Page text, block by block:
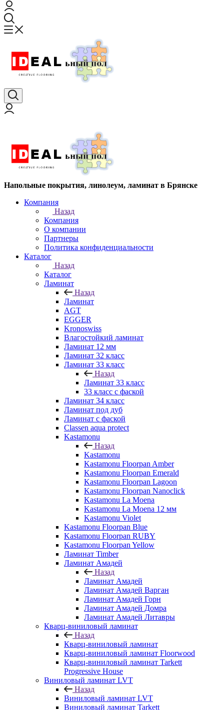
Напольные покрытия, линолеум, ламинат в Брянске
Компания
Назад
Компания
О компании
Партнеры
Политика конфиденциальности
Каталог
Назад
Каталог
Ламинат
Назад
Ламинат
AGT
EGGER
Kronoswiss
Влагостойкий ламинат
Ламинат 12 мм
Ламинат 32 класс
Ламинат 33 класс
Назад
Ламинат 33 класс
33 класс с фаской
Ламинат 34 класс
Ламинат под дуб
Ламинат с фаской
Classen aqua protect
Kastamonu
Назад
Kastamonu
Kastamonu Floorpan Amber
Kastamonu Floorpan Emerald
Kastamonu Floorpan Lagoon
Kastamonu Floorpan Nanoclick
Kastamonu La Moena
Kastamonu La Moena 12 мм
Kastamonu Violet
Kastamonu Floorpan Blue
Kastamonu Floorpan RUBY
Kastamonu Floorpan Yellow
Ламинат Timber
Ламинат Амадей
Назад
Ламинат Амадей
Ламинат Амадей Варган
Ламинат Амадей Горн
Ламинат Амадей Домра
Ламинат Амадей Литавры
Кварц-виниловый ламинат
Назад
Кварц-виниловый ламинат
Кварц-виниловый ламинат Floorwood
Кварц-виниловый ламинат Tarkett
Progressive House
Виниловый ламинат LVT
Назад
Виниловый ламинат LVT
Виниловый ламинат Tarkett